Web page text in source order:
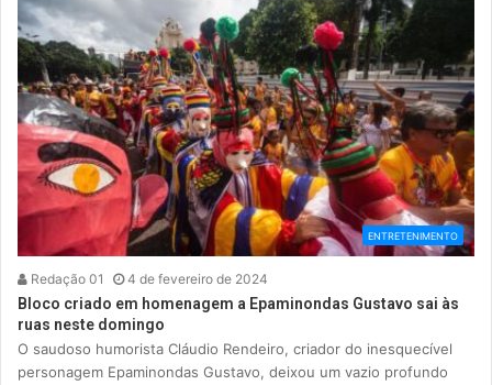
ENTRETENIMENTO
Redação 01 4 de fevereiro de 2024
Bloco criado em homenagem a Epaminondas Gustavo sai às
ruas neste domingo
O saudoso humorista Cláudio Rendeiro, criador do inesquecível
personagem Epaminondas Gustavo, deixou um vazio profundo